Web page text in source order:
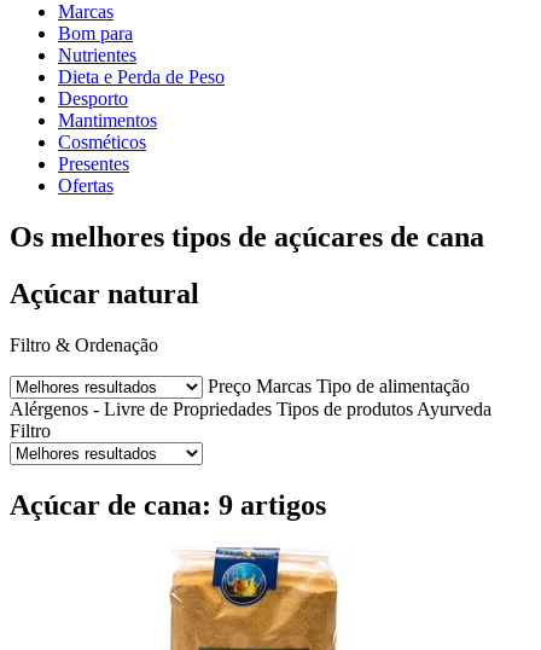
Marcas
Bom para
Nutrientes
Dieta e Perda de Peso
Desporto
Mantimentos
Cosméticos
Presentes
Ofertas
Os melhores tipos de açúcares de cana
Açúcar natural
Filtro & Ordenação
Preço Marcas Tipo de alimentação
Alérgenos - Livre de Propriedades Tipos de produtos Ayurveda
Filtro
Açúcar de cana: 9 artigos